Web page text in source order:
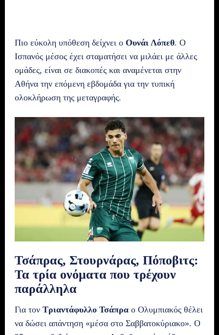
Πιο εύκολη υπόθεση δείχνει ο Ουνάι Λόπεθ. Ο
Ισπανός μέσος έχει σταματήσει να μιλάει με άλλες
ομάδες, είναι σε διακοπές και αναμένεται στην
Αθήνα την επόμενη εβδομάδα για την τυπική
ολοκλήρωση της μεταγραφής.
Τσάπρας, Στουρνάρας, Πόποβιτς:
Τα τρία ονόματα που τρέχουν
παράλληλα
Για τον Τριαντάφυλλο Τσάπρα ο Ολυμπιακός θέλει
να δώσει απάντηση «μέσα στο Σαββατοκύριακο». Ο